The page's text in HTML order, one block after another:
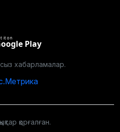
it on
Play
хабарламалар.
қорғалған.